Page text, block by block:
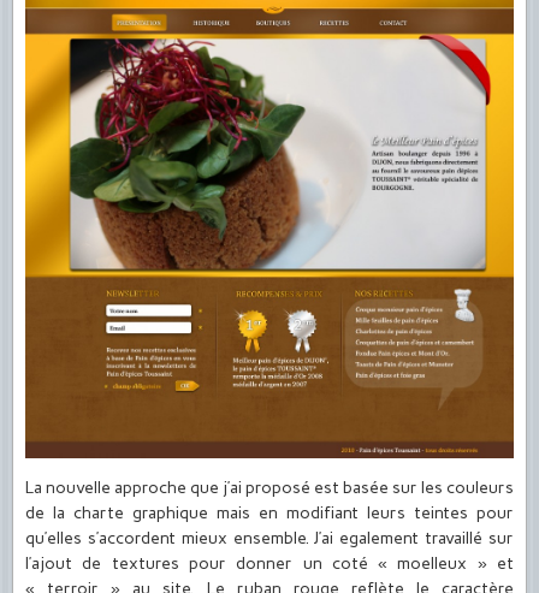
La nouvelle approche que j’ai proposé est basée sur les couleurs
de la charte graphique mais en modifiant leurs teintes pour
qu’elles s’accordent mieux ensemble. J’ai egalement travaillé sur
l’ajout de textures pour donner un coté « moelleux » et